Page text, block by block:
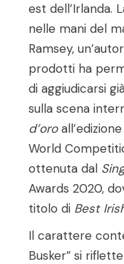
est dell’Irlanda.
nelle mani del
Ramsey,
prodotti ha
di aggiudicarsi
sulla scena
d’oro
World
ottenuta dal
Awards 2020,
titolo di Best
Il carattere
Busker” si